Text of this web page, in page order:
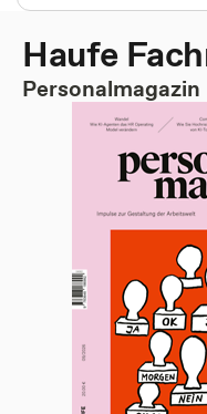
Haufe
Personalmagazin